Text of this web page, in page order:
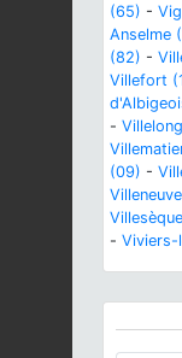
(65) -
Anselme
(82) -
Villefort
-
(09) -
- Viviers-